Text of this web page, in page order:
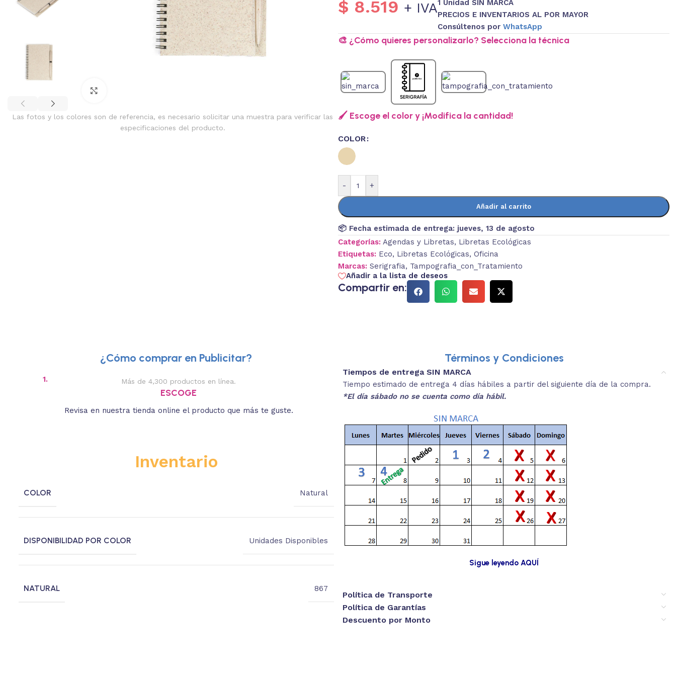
Las fotos y los colores son de referencia, es necesario solicitar una muestra para verificar las
especificaciones del producto.
$ 8.519 + IVA1 Unidad SIN MARCA
PRECIOS E INVENTARIOS AL POR MAYOR
Consúltenos por WhatsApp
🎨 ¿Cómo quieres personalizarlo? Selecciona la técnica
🖌️ Escoge el color y ¡Modifica la cantidad!
COLOR
- +
Añadir al carrito
📦 Fecha estimada de entrega: jueves, 13 de agosto
Categorías: Agendas y Libretas, Libretas Ecológicas
Etiquetas: Eco, Libretas Ecológicas, Oficina
Marcas: Serigrafia, Tampografia_con_Tratamiento
Añadir a la lista de deseos
Compartir en:
¿Cómo comprar en Publicitar?
1. Más de 4,300 productos en línea.
ESCOGE
Revisa en nuestra tienda online el producto que más te guste.
Descripciones breves y medidas aproximadas.
REVISA
estás buscando.
3.
Inventario
COLOR Natural
DISPONIBILIDAD POR COLOR Unidades Disponibles
NATURAL 867
Términos y Condiciones
Tiempos de entrega SIN MARCA
Tiempo estimado de entrega 4 días hábiles a partir del siguiente día de la compra.
*El día sábado no se cuenta como día hábil.
Sigue leyendo AQUÍ
Política de Transporte
Política de Garantías
Descuento por Monto